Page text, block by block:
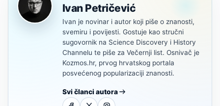
Ivan Petričević
Ivan je novinar i autor koji piše o znanosti,
svemiru i povijesti. Gostuje kao stručni
sugovornik na Science Discovery i History
Channelu te piše za Večernji list. Osnivač je
Kozmos.hr, prvog hrvatskog portala
posvećenog popularizaciji znanosti.
Svi članci autora